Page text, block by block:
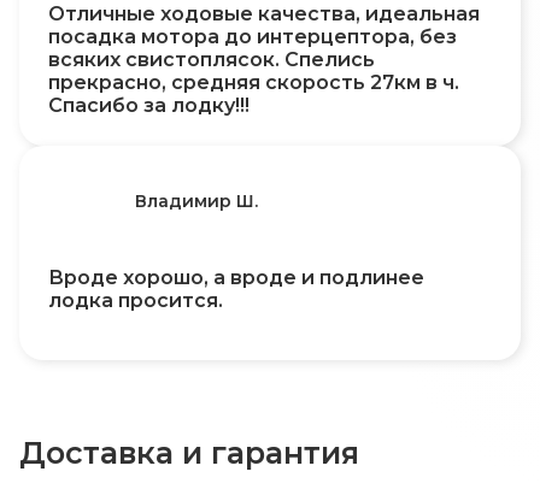
Отличные ходовые качества, идеальная
посадка мотора до интерцептора, без
всяких свистоплясок. Спелись
прекрасно, средняя скорость 27км в ч.
Спасибо за лодку!!!
Владимир Ш.
Вроде хорошо, а вроде и подлинее
лодка просится.
Доставка и гарантия